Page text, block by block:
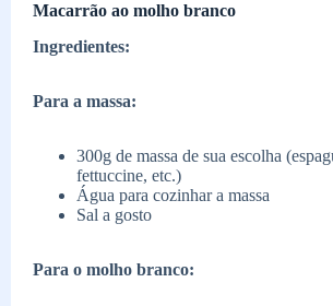
Macarrão ao molho branco
Ingredientes:
Para a massa:
300g de massa de sua escolha
fettuccine, etc.)
Água para cozinhar a massa
Sal a gosto
Para o molho branco: